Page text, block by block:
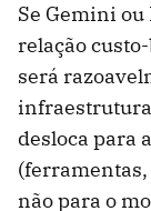
Se Gemini
relação
será
desloca para
não para o